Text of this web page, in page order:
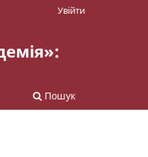
Пошук
Увійти